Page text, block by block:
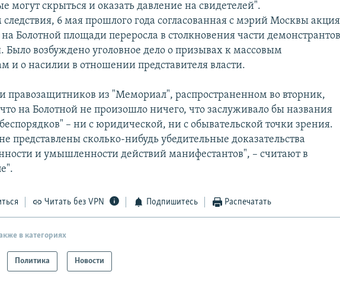
могут скрыться и оказать давление на свидетелей".
6 мая прошлого года согласованная с мэрий Москвы акция
Болотной площади переросла в столкновения части демонстрантов
Было возбуждено уголовное дело о призывах к массовым
и о насилии в отношении представителя власти.
правозащитников из "Мемориал", распространенном во вторник,
на Болотной не произошло ничего, что заслуживало бы названия
– ни с юридической, ни с обывательской точки зрения.
представлены сколько-нибудь убедительные доказательства
и умышленности действий манифестантов", – считают в
Читать без VPN Подпишитесь Распечатать
в категориях
Политика Новости